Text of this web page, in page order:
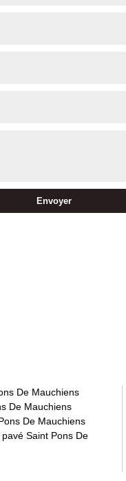
De Mauchiens
De Mauchiens
De Mauchiens
Saint Pons De